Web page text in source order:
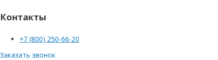
Контакты
+7 (800) 250-66-20
Заказать звонок